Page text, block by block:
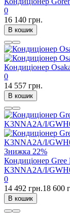
0
16 140 грн.
В кошик
Кондиціонер
0
14 557 грн.
В кошик
Знижка 22%
Кондиціонер
K3NNA2A/I/
0
14 492 грн.18 600
В кошик